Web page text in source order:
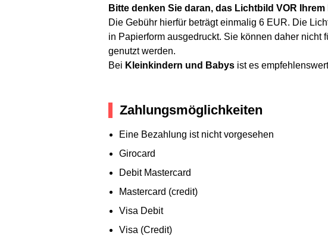
Bitte denken Sie daran, das Lichtbild VOR
Die Gebühr hierfür beträgt einmalig 6 EUR. Die
in Papierform ausgedruckt. Sie können daher
genutzt werden.
Bei Kleinkindern und Babys ist es
Zahlungsmöglichkeiten
Eine Bezahlung ist nicht vorgesehen
Girocard
Debit Mastercard
Mastercard (credit)
Visa Debit
Visa (Credit)